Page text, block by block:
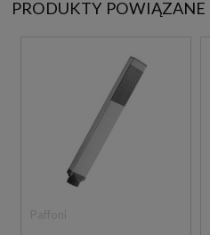
PRODUKTY POWIĄZANE